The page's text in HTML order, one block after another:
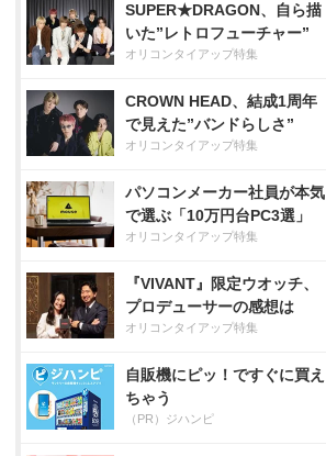
SUPER★DRAGON、自ら描
いた”レトロフューチャー”
オリコンタイアップ特集
CROWN HEAD、結成1周年
で見えた”バンドらしさ”
オリコンタイアップ特集
パソコンメーカー社員が本気
で選ぶ「10万円台PC3選」
オリコンタイアップ特集
『VIVANT』限定ウオッチ、
プロデューサーの感想は
オリコンタイアップ特集
自販機にピッ！ですぐに買え
ちゃう
（PR）ジハンピ